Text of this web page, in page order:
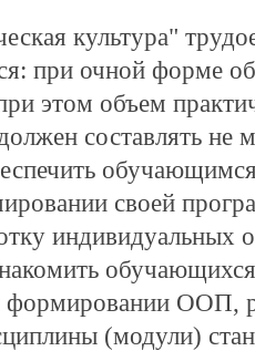
культура"
при очной форме
этом объем
составлять не
своей
индивидуальных
формировании ООП,
(модули)